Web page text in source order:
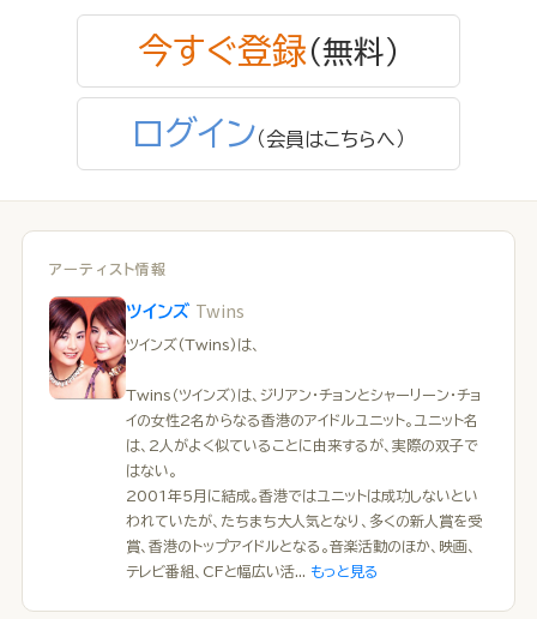
今すぐ登録（無料）
ログイン（会員はこちらへ）
アーティスト情報
ツインズ Twins
ツインズ(Twins)は、
Twins（ツインズ）は、ジリアン・チョンとシャーリーン・チョ
イの女性2名からなる香港のアイドルユニット。ユニット名
は、2人がよく似ていることに由来するが、実際の双子で
はない。
2001年5月に結成。香港ではユニットは成功しないとい
われていたが、たちまち大人気となり、多くの新人賞を受
賞、香港のトップアイドルとなる。音楽活動のほか、映画、
テレビ番組、CFと幅広い活... もっと見る